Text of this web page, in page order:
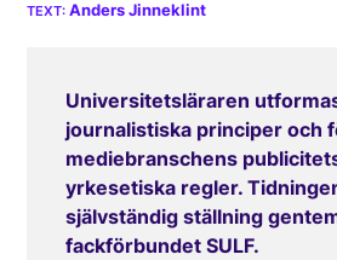
Anders Jinneklint
Universitetsläraren
journalistiska principer och
mediebranschens
yrkesetiska regler.
självständig ställning
fackförbundet SULF.